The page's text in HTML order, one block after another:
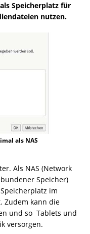
Speicherplatz für
nutzen.
als NAS
Als NAS (Network
Speicher)
im
Zudem kann die
und so Tablets und
versorgen.